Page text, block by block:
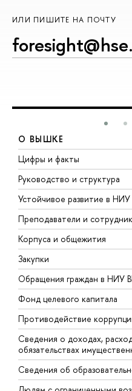
ИЛИ ПИШИТЕ НА ПОЧТУ
О ВЫШКЕ
Цифры и факты
Руководство и структура
Устойчивое развитие в
Преподаватели и
Корпуса и общежития
Закупки
Обращения граждан в НИУ
Фонд целевого капитала
Противодействие
Сведения о доходах,
обязательствах
Сведения об